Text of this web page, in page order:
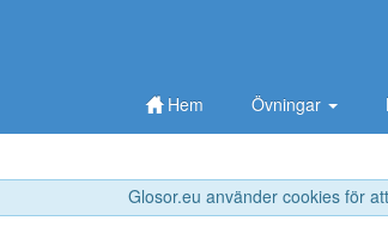
Glosor.eu använder cookies för
Hem Övningar